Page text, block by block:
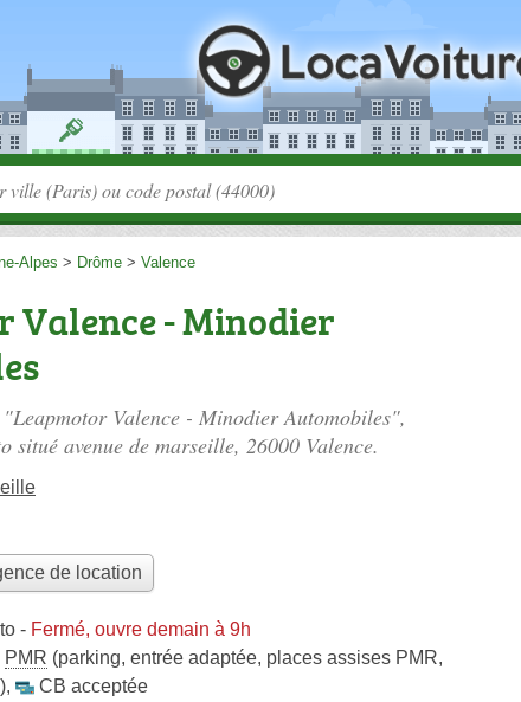
Alpes > Drôme > Valence
Valence - Minodier
"Leapmotor Valence - Minodier Automobiles",
situé avenue de marseille, 26000 Valence.
de location
- Fermé, ouvre demain à 9h
PMR (parking, entrée adaptée, places assises PMR,
,
CB acceptée